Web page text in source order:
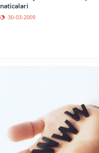
nəticələri
30-03-2009